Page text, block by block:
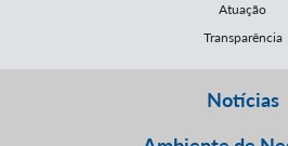
Atuação
Transparência
Notícias